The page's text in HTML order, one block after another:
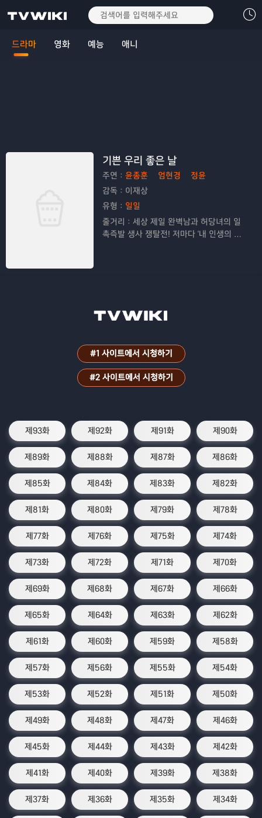
드라마 영화 예능 애니
기쁜 우리 좋은 날
주연： 윤종훈 엄현경
정윤
감독： 이재상
유형： 일일
줄거리： 세상 제일 완벽남과 허당녀의 일
촉즉발 생사 쟁탈전! 저마다 '내 인생의 주
#1 사이트에서 시청하기
#2 사이트에서 시청하기
제93화 제92화 제91화 제90화
제89화 제88화 제87화 제86화
제85화 제84화 제83화 제82화
제81화 제80화 제79화 제78화
제77화 제76화 제75화 제74화
제73화 제72화 제71화 제70화
제69화 제68화 제67화 제66화
제65화 제64화 제63화 제62화
제61화 제60화 제59화 제58화
제57화 제56화 제55화 제54화
제53화 제52화 제51화 제50화
제49화 제48화 제47화 제46화
제45화 제44화 제43화 제42화
제41화 제40화 제39화 제38화
제37화 제36화 제35화 제34화